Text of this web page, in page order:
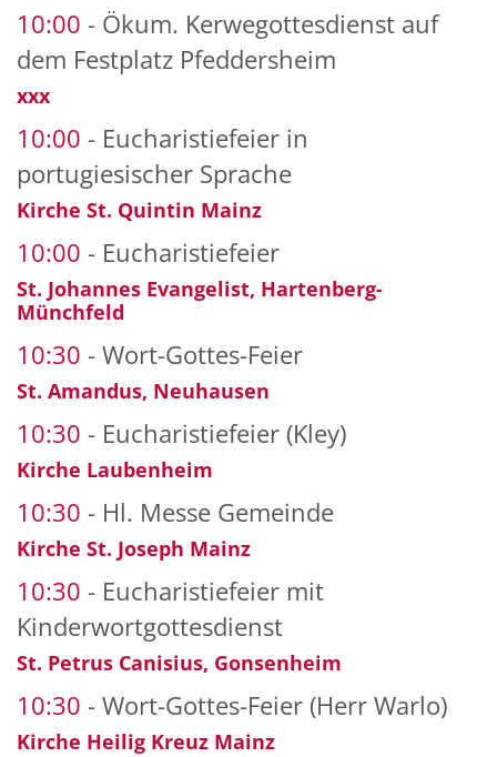
10:00
Ökum. Kerwegottesdienst auf
dem Festplatz Pfeddersheim
xxx
10:00
Eucharistiefeier in
portugiesischer Sprache
Kirche St. Quintin Mainz
10:00 Eucharistiefeier
St. Johannes Evangelist, Hartenberg-
Münchfeld
10:30 Wort-Gottes-Feier
St. Amandus, Neuhausen
10:30 Eucharistiefeier (Kley)
Kirche Laubenheim
10:30 Hl. Messe Gemeinde
Kirche St. Joseph Mainz
10:30
Eucharistiefeier mit
Kinderwortgottesdienst
St. Petrus Canisius, Gonsenheim
10:30 Wort-Gottes-Feier (Herr Warlo)
Kirche Heilig Kreuz Mainz